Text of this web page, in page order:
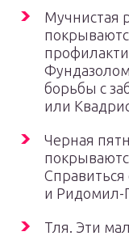
Мучнистая
борьбы с
или
Черная
и Ридомил-
Тля. Эти